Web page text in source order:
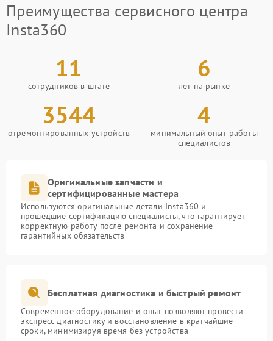
Преимущества сервисного центра
Insta360
11
сотрудников в штате
6
лет на рынке
3544
отремонтированных устройств
4
минимальный опыт работы
специалистов
Оригинальные запчасти и
сертифицированные мастера
Используются оригинальные детали Insta360 и
прошедшие сертификацию специалисты, что гарантирует
корректную работу после ремонта и сохранение
гарантийных обязательств
Бесплатная диагностика и быстрый ремонт
Современное оборудование и опыт позволяют провести
экспресс-диагностику и восстановление в кратчайшие
сроки, минимизируя время без устройства